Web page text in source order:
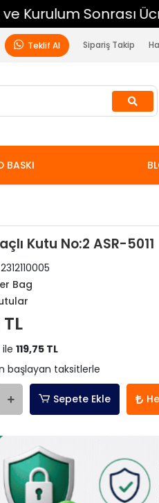
Destek
Teklif Al Sipariş Takip
BASKI
Kutu No:2 ASR-5011
2312110005
Bag
ile 119,75 TL
başlayan taksitlerle
Sepete Ekle